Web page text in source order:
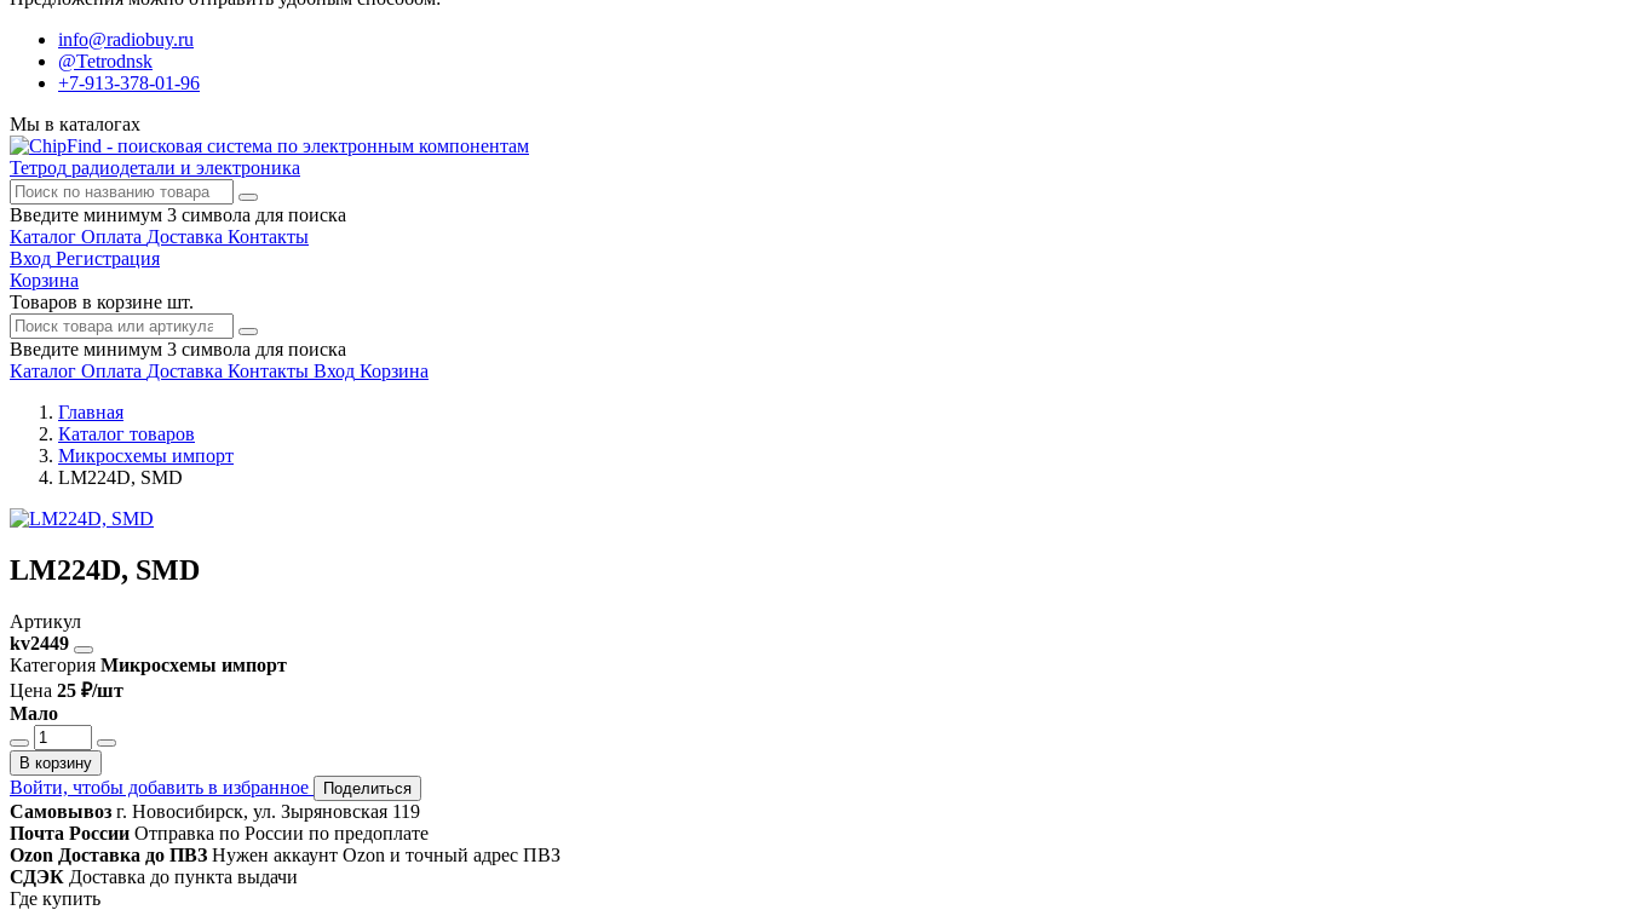
info@radiobuy.ru
@Tetrodnsk
+7-913-378-01-96
Мы в каталогах
Тетрод радиодетали и электроника
Введите минимум 3 символа для поиска
Каталог Оплата Доставка Контакты
Вход Регистрация
Корзина
Товаров в корзине шт.
Введите минимум 3 символа для поиска
Каталог Оплата Доставка Контакты Вход Корзина
Главная
Каталог товаров
Микросхемы импорт
LM224D, SMD
LM224D, SMD
Артикул
kv2449
Категория Микросхемы импорт
Цена 25 ₽/шт
Мало
В корзину
Войти, чтобы добавить в избранное Поделиться
Самовывоз г. Новосибирск, ул. Зыряновская 119
Почта России Отправка по России по предоплате
Ozon Доставка до ПВЗ Нужен аккаунт Ozon и точный адрес ПВЗ
СДЭК Доставка до пункта выдачи
Где купить